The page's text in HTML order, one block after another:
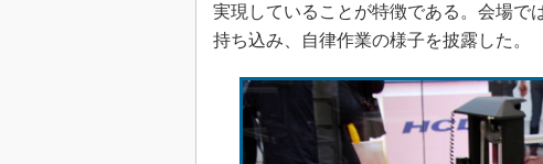
実現していることが特徴である。会場で
持ち込み、自律作業の様子を披露した。